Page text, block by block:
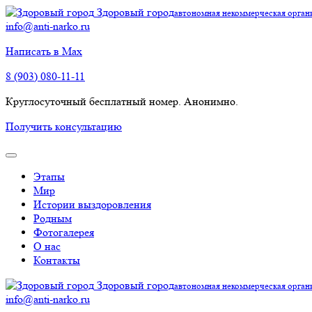
Здоровый городавтономная некоммерческая
info@anti-narko.ru
Написать в Max
8 (903) 080-11-11
Круглосуточный бесплатный номер. Анонимно.
Получить консультацию
Этапы
Мир
Истории выздоровления
Родным
Фотогалерея
О нас
Контакты
Здоровый городавтономная некоммерческая
info@anti-narko.ru